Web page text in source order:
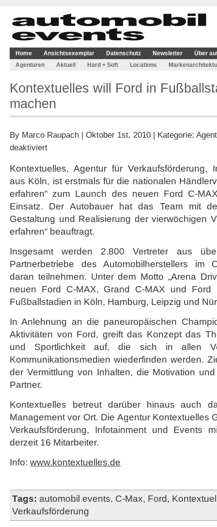
Home Ansichtsexemplar Datenschutz Newsletter
Über
Agenturen
Aktuell Hard + Soft Locations
Kontextuelles will Ford in
machen
By Marco Raupach | Oktober 1st, 2010 | Kategorie:
deaktiviertfür
Ford
„erfahrbar“
machen
Kontextuelles, Agentur für Verkaufsförderung,
aus Köln, ist erstmals für die nationalen
erfahren“ zum Launch des neuen Ford C-
Einsatz. Der Autobauer hat das Team mit
Gestaltung und Realisierung der vierwöchigen
erfahren“ beauftragt.
Insgesamt werden 2.800 Vertreter aus
Partnerbetriebe des Automobilherstellers im
daran teilnehmen. Unter dem Motto „Arena
neuen Ford C-MAX, Grand C-MAX und
Fußballstadien in Köln, Hamburg, Leipzig und
In Anlehnung an die paneuropäischen
Aktivitäten von Ford, greift das Konzept das
und Sportlichkeit auf, die sich in allen
Kommunikationsmedien wiederfinden werden.
der Vermittlung von Inhalten, die Motivation
Partner.
Kontextuelles betreut darüber hinaus auch
Management vor Ort. Die Agentur Kontextuelles
Verkaufsförderung, Infotainment und Events
derzeit 16 Mitarbeiter.
Info: www.kontextuelles.de
Tags: automobil events, C-Max, Ford,
Verkaufsförderung